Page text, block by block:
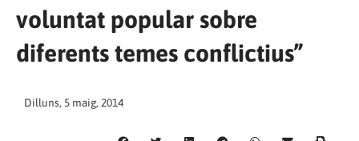
voluntat popular sobre
diferents temes conflictius”
Dilluns, 5 maig, 2014